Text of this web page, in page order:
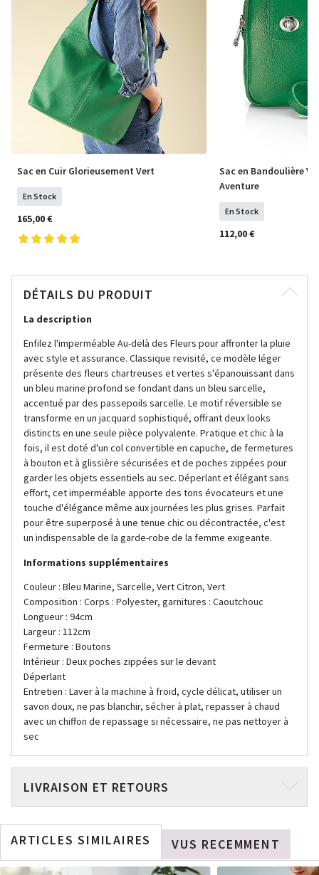
Sac en Cuir Glorieusement Vert
En Stock
165,00 €
Sac en Bandoulière
Aventure
En Stock
112,00 €
DÉTAILS DU PRODUIT
La description
Enfilez l'imperméable Au-delà des Fleurs pour affronter la pluie
avec style et assurance. Classique revisité, ce modèle léger
présente des fleurs chartreuses et vertes s'épanouissant dans
un bleu marine profond se fondant dans un bleu sarcelle,
accentué par des passepoils sarcelle. Le motif réversible se
transforme en un jacquard sophistiqué, offrant deux looks
distincts en une seule pièce polyvalente. Pratique et chic à la
fois, il est doté d'un col convertible en capuche, de fermetures
à bouton et à glissière sécurisées et de poches zippées pour
garder les objets essentiels au sec. Déperlant et élégant sans
effort, cet imperméable apporte des tons évocateurs et une
touche d'élégance même aux journées les plus grises. Parfait
pour être superposé à une tenue chic ou décontractée, c'est
un indispensable de la garde-robe de la femme exigeante.
Informations supplémentaires
Couleur : Bleu Marine, Sarcelle, Vert Citron, Vert
Composition : Corps : Polyester, garnitures : Caoutchouc
Longueur : 94cm
Largeur : 112cm
Fermeture : Boutons
Intérieur : Deux poches zippées sur le devant
Déperlant
Entretien : Laver à la machine à froid, cycle délicat, utiliser un
savon doux, ne pas blanchir, sécher à plat, repasser à chaud
avec un chiffon de repassage si nécessaire, ne pas nettoyer à
sec
LIVRAISON ET RETOURS
ARTICLES SIMILAIRES VUS RECEMMENT